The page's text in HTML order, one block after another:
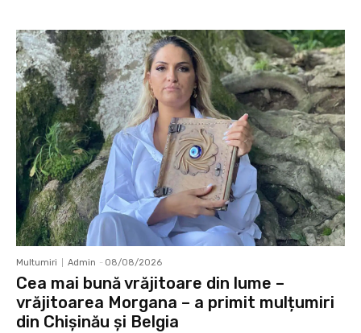
Multumiri Admin - 08/08/2026
Cea mai bună vrăjitoare din lume –
vrăjitoarea Morgana – a primit mulțumiri
din Chișinău și Belgia